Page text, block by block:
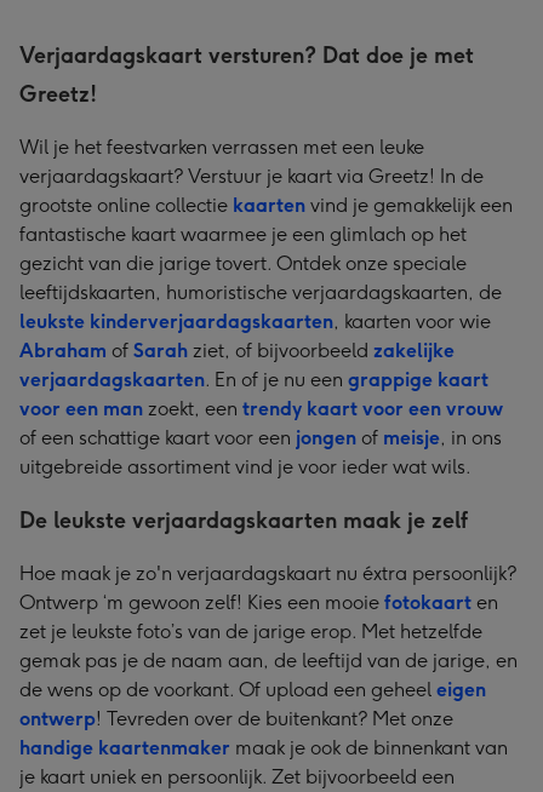
Verjaardagskaart versturen? Dat doe je met
Greetz!
Wil je het feestvarken verrassen met een leuke
verjaardagskaart? Verstuur je kaart via Greetz! In de
grootste online collectie kaarten vind je gemakkelijk een
fantastische kaart waarmee je een glimlach op het
gezicht van die jarige tovert. Ontdek onze speciale
leeftijdskaarten, humoristische verjaardagskaarten, de
leukste kinderverjaardagskaarten, kaarten voor wie
Abraham of Sarah ziet, of bijvoorbeeld zakelijke
verjaardagskaarten. En of je nu een grappige kaart
voor een man zoekt, een trendy kaart voor een vrouw
of een schattige kaart voor een jongen of meisje, in ons
uitgebreide assortiment vind je voor ieder wat wils.
De leukste verjaardagskaarten maak je zelf
Hoe maak je zo'n verjaardagskaart nu éxtra persoonlijk?
Ontwerp ‘m gewoon zelf! Kies een mooie fotokaart en
zet je leukste foto’s van de jarige erop. Met hetzelfde
gemak pas je de naam aan, de leeftijd van de jarige, en
de wens op de voorkant. Of upload een geheel eigen
ontwerp! Tevreden over de buitenkant? Met onze
handige kaartenmaker maak je ook de binnenkant van
je kaart uniek en persoonlijk. Zet bijvoorbeeld een